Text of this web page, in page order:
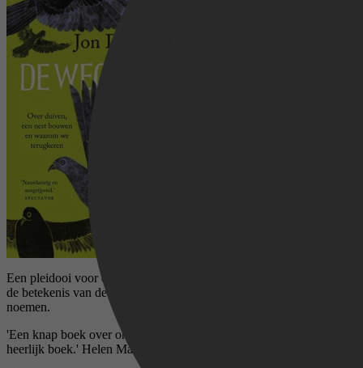
Een pleidooi voor de duif en haar schoonheid en een zoektocht naar
de betekenis van de plek waar we altijd terugkeren en die we thuis
noemen.
'Een knap boek over onknappe vogels.' The Observer 'Een oprecht,
heerlijk boek.' Helen MacDonald, auteur van De h is van havik